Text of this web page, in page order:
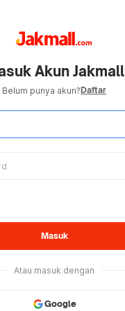
Akun Jakmall
Belum punya akun?Daftar
Masuk
Atau masuk dengan
Google